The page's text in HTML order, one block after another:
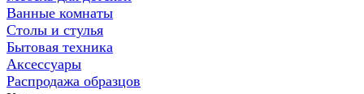
Ванные комнаты
Столы и стулья
Бытовая техника
Аксессуары
Распродажа образцов